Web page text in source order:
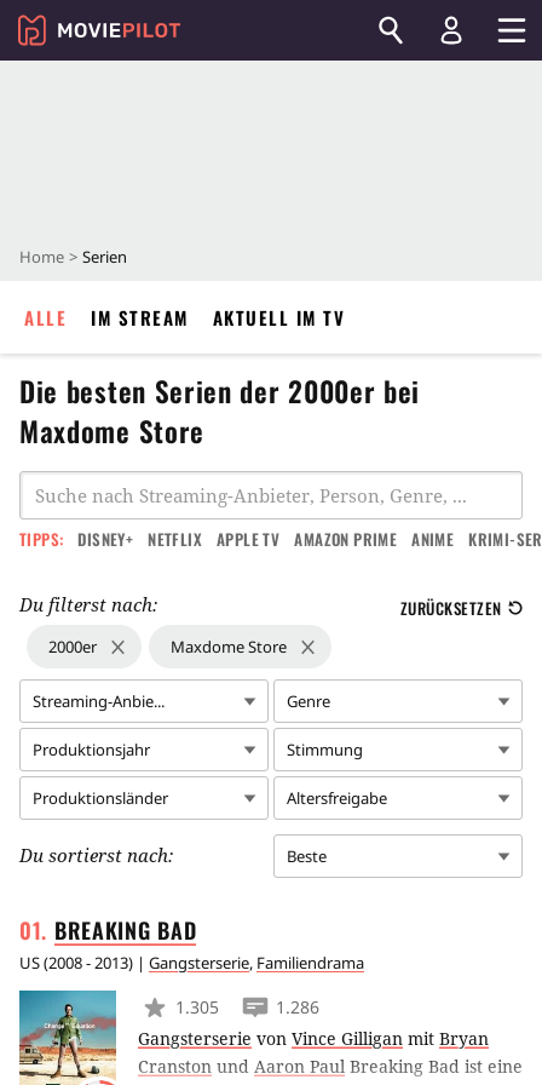
Home Serien
ALLE IM STREAM AKTUELL IM TV
Die besten Serien der 2000er bei
Maxdome Store
TIPPS: DISNEY+ NETFLIX APPLE TV AMAZON PRIME ANIME KRIMI-
Du filterst nach: ZURÜCKSETZEN
2000er Maxdome Store
Streaming-Anbie... Genre
Produktionsjahr Stimmung
Produktionsländer Altersfreigabe
Du sortierst nach: Beste
BREAKING BAD
US(2008 - 2013) | Gangsterserie, Familiendrama
1.305
1.286
Gangsterserie von Vince Gilligan mit Bryan
Cranston und Aaron Paul Breaking Bad ist eine